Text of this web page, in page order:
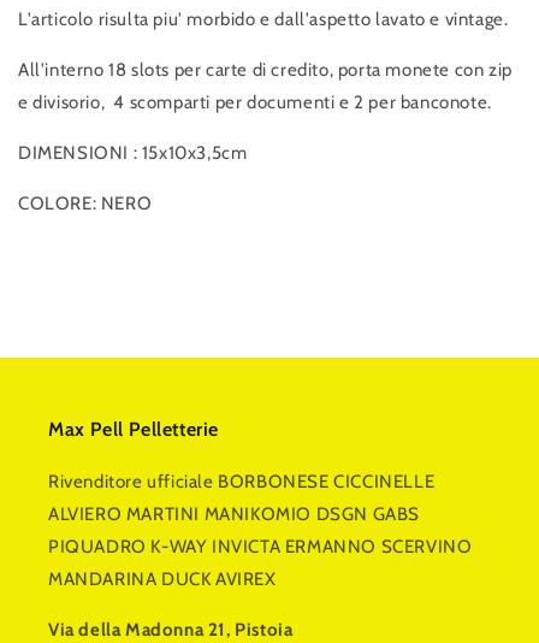
L'articolo risulta piu' morbido e dall'aspetto lavato e vintage.
All'interno 18 slots per carte di credito, porta monete con zip
e divisorio, 4 scomparti per documenti e 2 per banconote.
DIMENSIONI : 15x10x3,5cm
COLORE: NERO
Max Pell Pelletterie
Rivenditore ufficiale BORBONESE CICCINELLE
ALVIERO MARTINI MANIKOMIO DSGN GABS
PIQUADRO K-WAY INVICTA ERMANNO SCERVINO
MANDARINA DUCK AVIREX
Via della Madonna 21, Pistoia